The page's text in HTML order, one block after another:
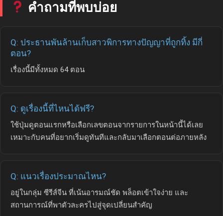
คำถามที่พบบ่อย
Q: ประธานพันล้านเก็บสาวพิการทางปัญญาที่ถูกทิ้ง มีกี่
ตอน?
เรื่องนี้มีทั้งหมด 64 ตอน
Q: ดูเรื่องนี้ที่ไหนได้ฟรี?
ใช้ปุ่มดูตอนแรกหรือเลือกเลขตอนจากรายการในหน้านี้ได้เลย
เหมาะกับคนที่อยากเริ่มดูทันทีและกลับมาเลือกตอนต่อภายหลัง
Q: แนวเรื่องประมาณไหน?
อยู่ในกลุ่ม ซีรีส์จีน ที่เน้นอารมณ์ชัด พล็อตเข้าใจง่าย และ
สถานการณ์ที่พาตัวละครไปสู่จุดเปลี่ยนสำคัญ